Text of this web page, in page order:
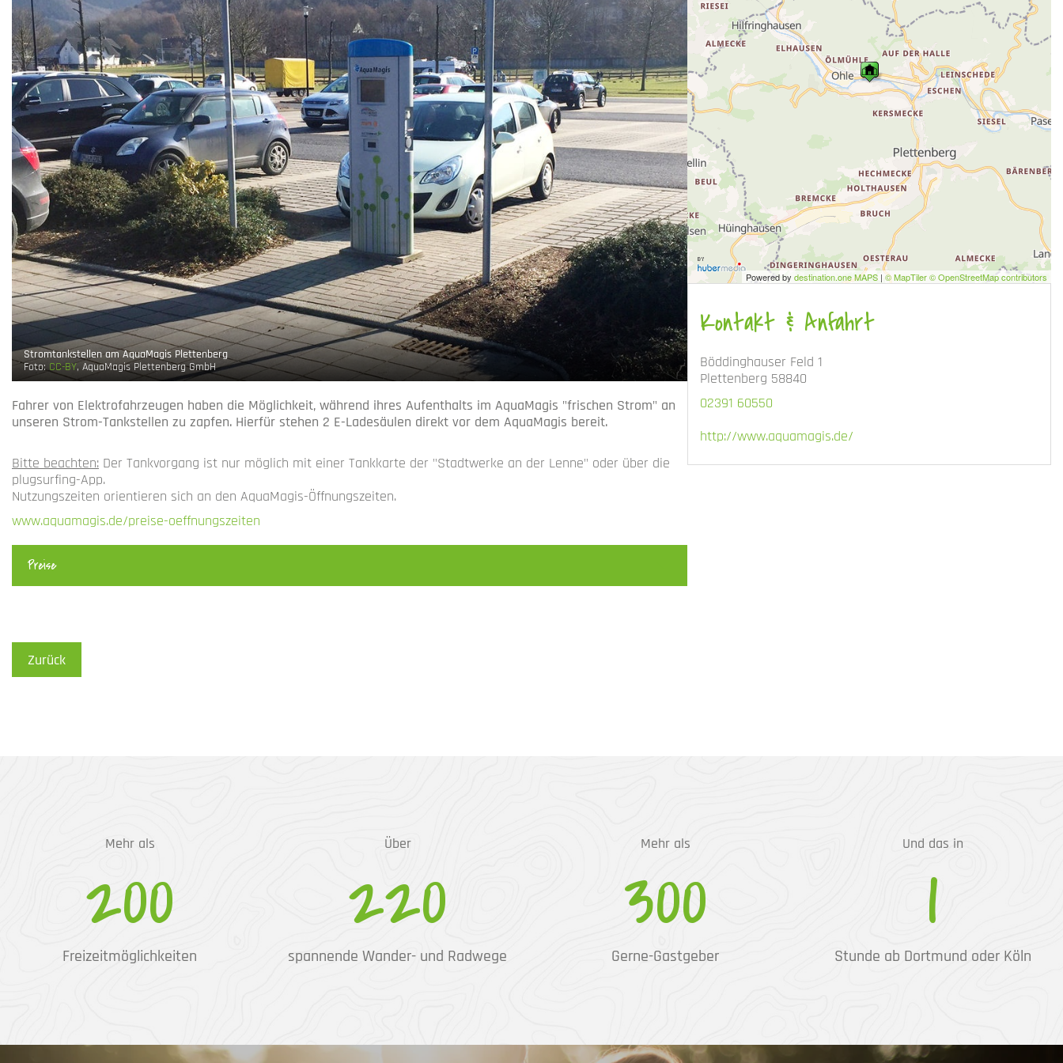
Stromtankstellen am AquaMagis Plettenberg
Foto:CC-BY, AquaMagis Plettenberg GmbH
Fahrer von Elektrofahrzeugen haben die Möglichkeit, während ihres Aufenthalts im AquaMagis "frischen Strom" an
unseren Strom-Tankstellen zu zapfen. Hierfür stehen 2 E-Ladesäulen direkt vor dem AquaMagis bereit.
Bitte beachten: Der Tankvorgang ist nur möglich mit einer Tankkarte der "Stadtwerke an der Lenne" oder über die
plugsurfing-App.
Nutzungszeiten orientieren sich an den AquaMagis-Öffnungszeiten.
www.aquamagis.de/preise-oeffnungszeiten
Preise
Powered by destination.one MAPS|© MapTiler © OpenStreetMap contributors
Kontakt & Anfahrt
Böddinghauser Feld 1
Plettenberg 58840
02391 60550
http://www.aquamagis.de/
Zurück
Mehr als
200
Freizeitmöglichkeiten
Über
220
spannende Wander- und Radwege
Mehr als
300
Gerne-Gastgeber
Und das in
1
Stunde ab Dortmund oder Köln